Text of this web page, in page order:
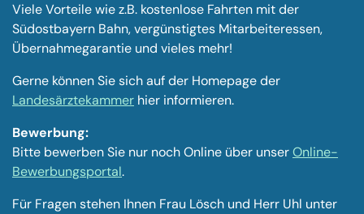
Viele Vorteile wie z.B. kostenlose Fahrten mit der
Südostbayern Bahn, vergünstigtes Mitarbeiteressen,
Übernahmegarantie und vieles mehr!
Gerne können Sie sich auf der Homepage der
Landesärztekammer hier informieren.
Bewerbung:
Bitte bewerben Sie nur noch Online über unserOnline-
Bewerbungsportal.
Für Fragen stehen Ihnen Frau Lösch und Herr Uhl unter